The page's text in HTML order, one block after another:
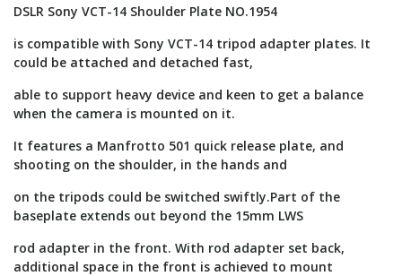
DSLR Sony VCT-14 Shoulder Plate NO.1954
is compatible with Sony VCT-14 tripod adapter plates. It
could be attached and detached fast,
able to support heavy device and keen to get a balance
when the camera is mounted on it.
It features a Manfrotto 501 quick release plate, and
shooting on the shoulder, in the hands and
on the tripods could be switched swiftly.Part of the
baseplate extends out beyond the 15mm LWS
rod adapter in the front. With rod adapter set back,
additional space in the front is achieved to mount